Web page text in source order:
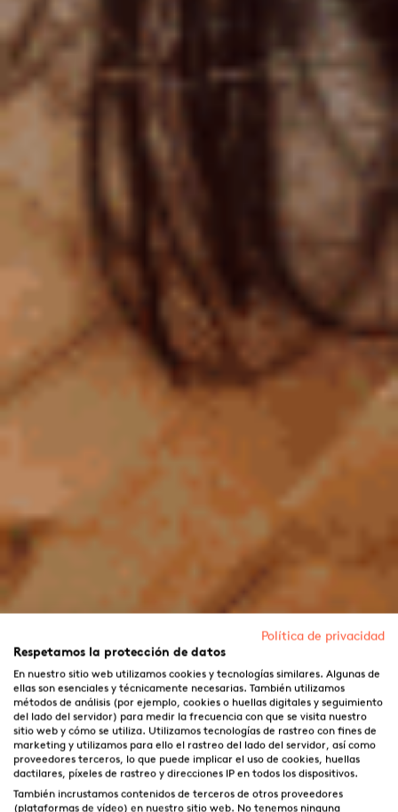
Política de privacidad
Respetamos la protección de datos
En nuestro sitio web utilizamos cookies y tecnologías similares. Algunas de
ellas son esenciales y técnicamente necesarias. También utilizamos
métodos de análisis (por ejemplo, cookies o huellas digitales y seguimiento
del lado del servidor) para medir la frecuencia con que se visita nuestro
sitio web y cómo se utiliza. Utilizamos tecnologías de rastreo con fines de
marketing y utilizamos para ello el rastreo del lado del servidor, así como
proveedores terceros, lo que puede implicar el uso de cookies, huellas
dactilares, píxeles de rastreo y direcciones IP en todos los dispositivos.
También incrustamos contenidos de terceros de otros proveedores
(plataformas de vídeo) en nuestro sitio web. No tenemos ninguna